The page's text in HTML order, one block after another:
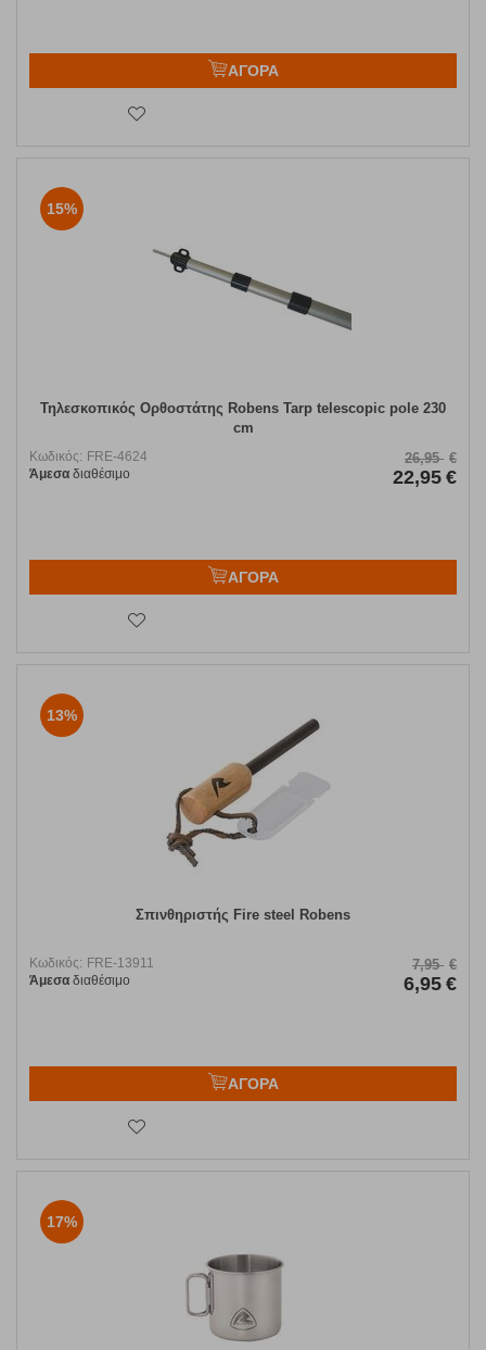
ΑΓΟΡΑ
15%
Τηλεσκοπικός Ορθοστάτης Robens Tarp telescopic pole 230
cm
Κωδικός: FRE-4624
Άμεσα διαθέσιμο
26,95 €
22,95 €
ΑΓΟΡΑ
13%
Σπινθηριστής Fire steel Robens
Κωδικός: FRE-13911
Άμεσα διαθέσιμο
7,95 €
6,95 €
ΑΓΟΡΑ
17%